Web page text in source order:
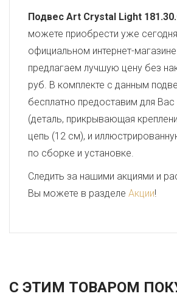
Подвес Art Crystal Light
можете приобрести уже
официальном интернет-
предлагаем лучшую цену без
руб. В комплекте с данным
бесплатно предоставим для Вас
(деталь, прикрывающая
цепь (12 см), и
по сборке и установке.
Следить за нашими акциями и
Вы можете в разделе Акции!
С ЭТИМ ТОВАРОМ